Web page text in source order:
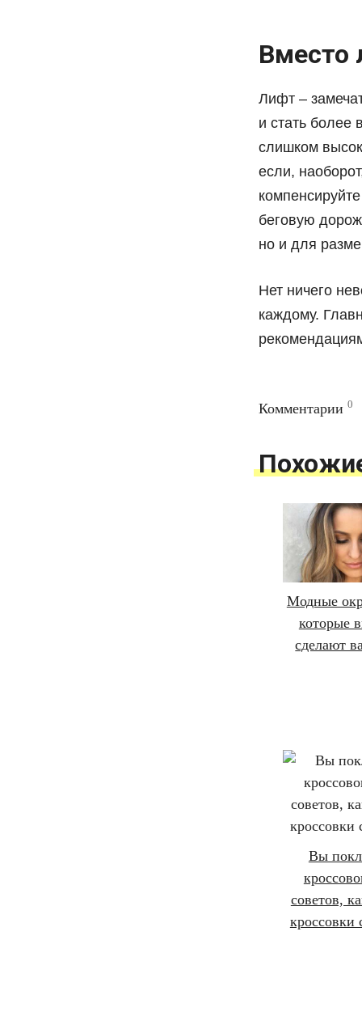
Вместо
Лифт –
и стать более
слишком
если,
беговую
но и для
Нет ничего
каждому.
Комментарии 0
Модные
которые
сделают
Вы
советов,
кроссовки